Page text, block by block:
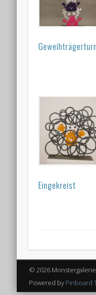
Eingekreist
© 2026 Monstergalerie
Powered by Pinboard